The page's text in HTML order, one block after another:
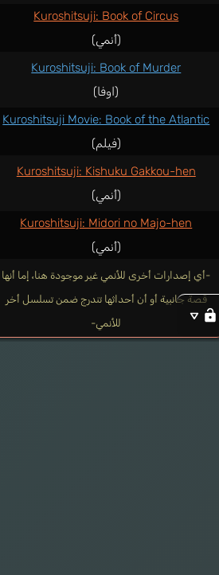
Kuroshitsuji: Book of Circus
(أنمي)
Kuroshitsuji: Book of Murder
(اوفا)
Kuroshitsuji Movie: Book of the Atlantic
(فيلم)
Kuroshitsuji: Kishuku Gakkou-hen
(أنمي)
Kuroshitsuji: Midori no Majo-hen
(أنمي)
-أي إصدارات أخرى للأنمي غير موجودة هنا، إما أنها
قصة جانبية أو أن أحداثها تندرج ضمن تسلسل أخر
للأنمي-